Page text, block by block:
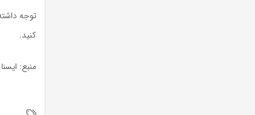
توجه
کنید.
منبع: ایسنا